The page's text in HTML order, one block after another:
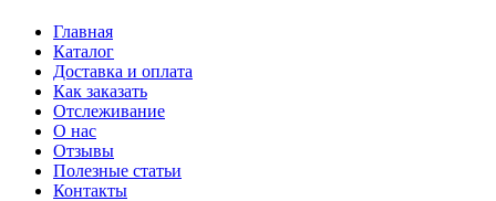
Главная
Каталог
Доставка и оплата
Как заказать
Отслеживание
О нас
Отзывы
Полезные статьи
Контакты